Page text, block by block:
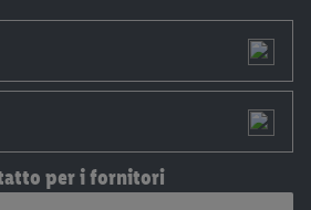
per i fornitori